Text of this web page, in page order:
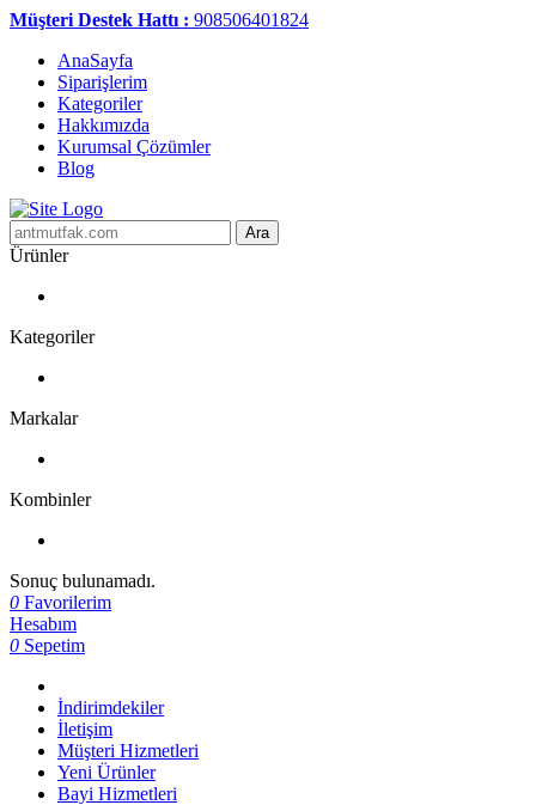
Müşteri Destek Hattı : 908506401824
AnaSayfa
Siparişlerim
Kategoriler
Hakkımızda
Kurumsal Çözümler
Blog
Ara
Ürünler
Kategoriler
Markalar
Kombinler
Sonuç bulunamadı.
0 Favorilerim
Hesabım
0 Sepetim
İndirimdekiler
İletişim
Müşteri Hizmetleri
Yeni Ürünler
Bayi Hizmetleri